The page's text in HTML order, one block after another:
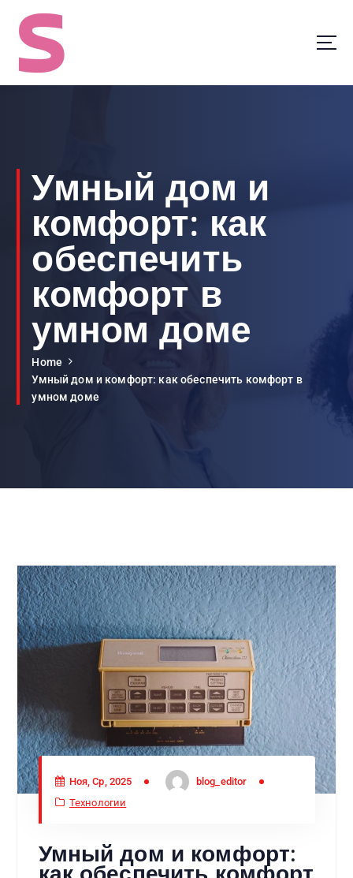
Умный дом и
комфорт: как
обеспечить
комфорт в
умном доме
Home
Умный дом и комфорт: как обеспечить комфорт в
умном доме
Ноя, Ср, 2025
blog_editor
Технологии
Умный дом и комфорт: